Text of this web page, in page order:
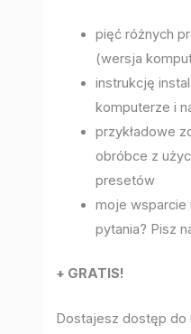
pięć różnych
(wersja
instrukcję
komputerze i
przykładowe
obróbce z
presetów
moje wsparcie
pytania? Pisz
+ GRATIS!
Dostajesz dostęp do